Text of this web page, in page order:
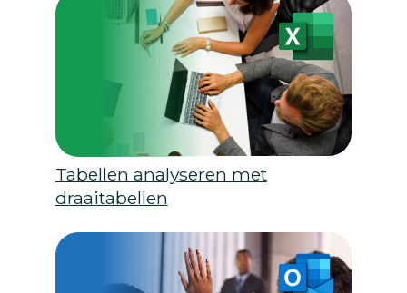
Tabellen analyseren met
draaitabellen